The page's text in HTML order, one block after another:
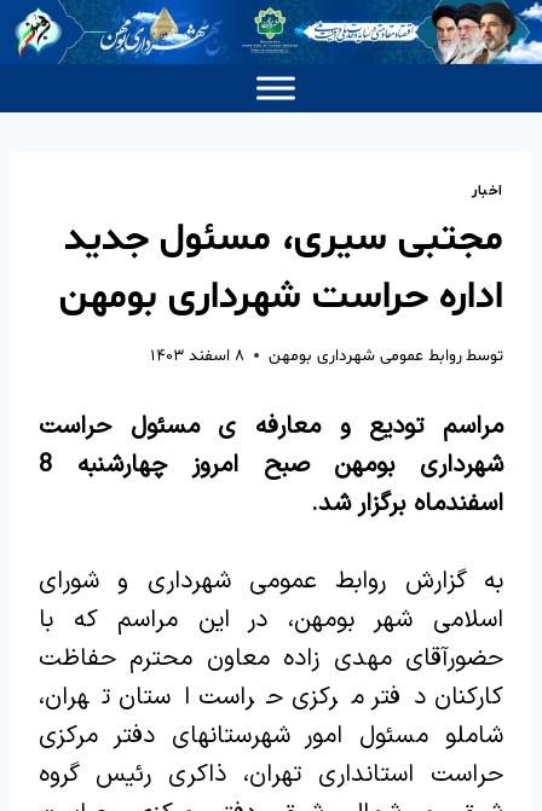
اخبار
مجتبی سیری، مسئول جدید
اداره حراست شهرداری بومهن
توسطروابط عمومی شهرداری بومهن ۸ اسفند ۱۴۰۳
مراسم تودیع و معارفه ی مسئول حراست
شهرداری بومهن صبح امروز چهارشنبه 8
اسفندماه برگزار شد.
به گزارش روابط عمومی شهرداری و شورای
اسلامی شهر بومهن، در این مراسم که با
حضورآقای مهدی زاده معاون محترم حفاظت
کارکنان دفتر مرکزی حراست استان تهران،
شاملو مسئول امور شهرستانهای دفتر مرکزی
حراست استانداری تهران، ذاکری رئیس گروه